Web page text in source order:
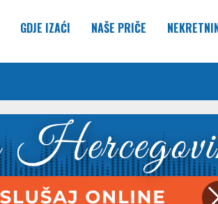
GDJE IZAĆI NAŠE PRIČE